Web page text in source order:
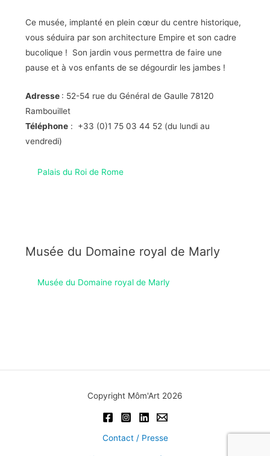
Ce musée, implanté en plein cœur du centre historique,
vous séduira par son architecture Empire et son cadre
bucolique ! Son jardin vous permettra de faire une
pause et à vos enfants de se dégourdir les jambes !
Adresse : 52-54 rue du Général de Gaulle 78120
Rambouillet
Téléphone: +33 (0)1 75 03 44 52 (du lundi au
vendredi)
Palais du Roi de Rome
Musée du Domaine royal de Marly
Musée du Domaine royal de Marly
Copyright Môm'Art 2026
Contact / Presse